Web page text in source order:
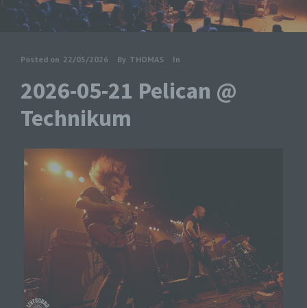
Posted on 22/05/2026 By THOMAS In
2026-05-21 Pelican @
Technikum